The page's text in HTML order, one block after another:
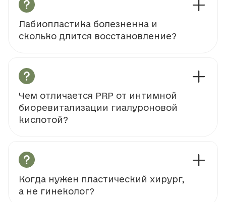
Лабиопластика болезненна и
сколько длится восстановление?
Чем отличается PRP от интимной
биоревитализации гиалуроновой
кислотой?
Когда нужен пластический хирург,
а не гинеколог?